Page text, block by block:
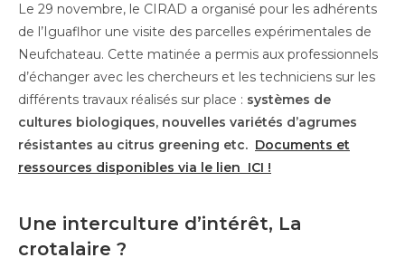
Le 29 novembre, le CIRAD a organisé pour les adhérents
de l’Iguaflhor une visite des parcelles expérimentales de
Neufchateau. Cette matinée a permis aux professionnels
d’échanger avec les chercheurs et les techniciens sur les
différents travaux réalisés sur place : systèmes de
cultures biologiques, nouvelles variétés d’agrumes
résistantes au citrus greening etc. Documents et
ressources disponibles via le lien ICI !
Une interculture d’intérêt, La
crotalaire ?